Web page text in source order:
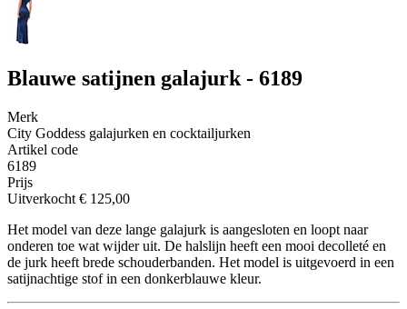
Blauwe satijnen galajurk - 6189
Merk
City Goddess galajurken en cocktailjurken
Artikel code
6189
Prijs
Uitverkocht € 125,00
Het model van deze lange galajurk is aangesloten en loopt naar
onderen toe wat wijder uit. De halslijn heeft een mooi decolleté en
de jurk heeft brede schouderbanden. Het model is uitgevoerd in een
satijnachtige stof in een donkerblauwe kleur.